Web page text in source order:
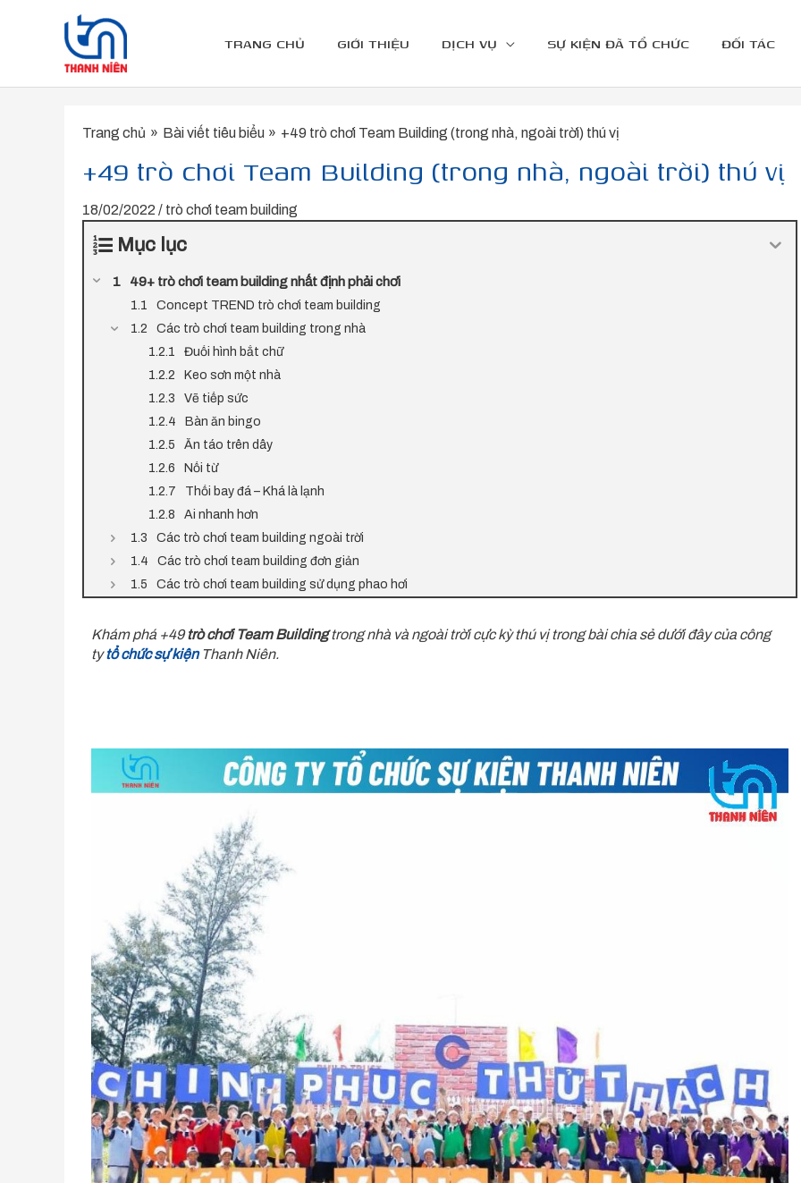
TRANG CHỦ GIỚI THIỆU DỊCH VỤ SỰ KIỆN ĐÃ TỔ CHỨC ĐỐI TÁC
Trang chủ Bài viết tiêu biểu +49 trò chơi Team Building (trong nhà, ngoài trời) thú vị
+49 trò chơi Team Building (trong nhà, ngoài trời) thú vị
18/02/2022 / trò chơi team building
Mục lục
49+ trò chơi team building nhất định phải chơi
Concept TREND trò chơi team building
Các trò chơi team building trong nhà
Đuổi hình bắt chữ
Keo sơn một nhà
Vẽ tiếp sức
Bàn ăn bingo
Ăn táo trên dây
Nối từ
Thổi bay đá – Khá là lạnh
Ai nhanh hơn
Các trò chơi team building ngoài trời
Các trò chơi team building đơn giản
Các trò chơi team building sử dụng phao hơi
Khám phá +49trò chơi Team Buildingtrong nhà và ngoài trời cực kỳ thú vị trong bài chia sẻ dưới đây của công
tytổ chức sự kiệnThanh Niên.